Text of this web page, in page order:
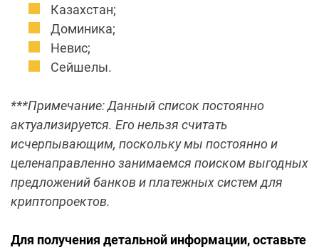
Казахстан;
Доминика;
Невис;
Сейшелы.
***Примечание: Данный список постоянно
актуализируется. Его нельзя считать
исчерпывающим, поскольку мы постоянно и
целенаправленно занимаемся поиском выгодных
предложений банков и платежных систем для
криптопроектов.
Для получения детальной информации, оставьте